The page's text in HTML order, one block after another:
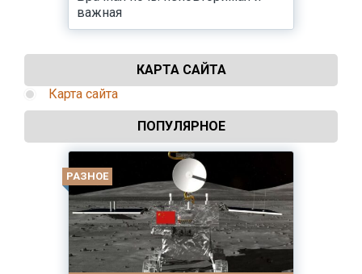
важная
КАРТА САЙТА
Карта сайта
ПОПУЛЯРНОЕ
РАЗНОЕ